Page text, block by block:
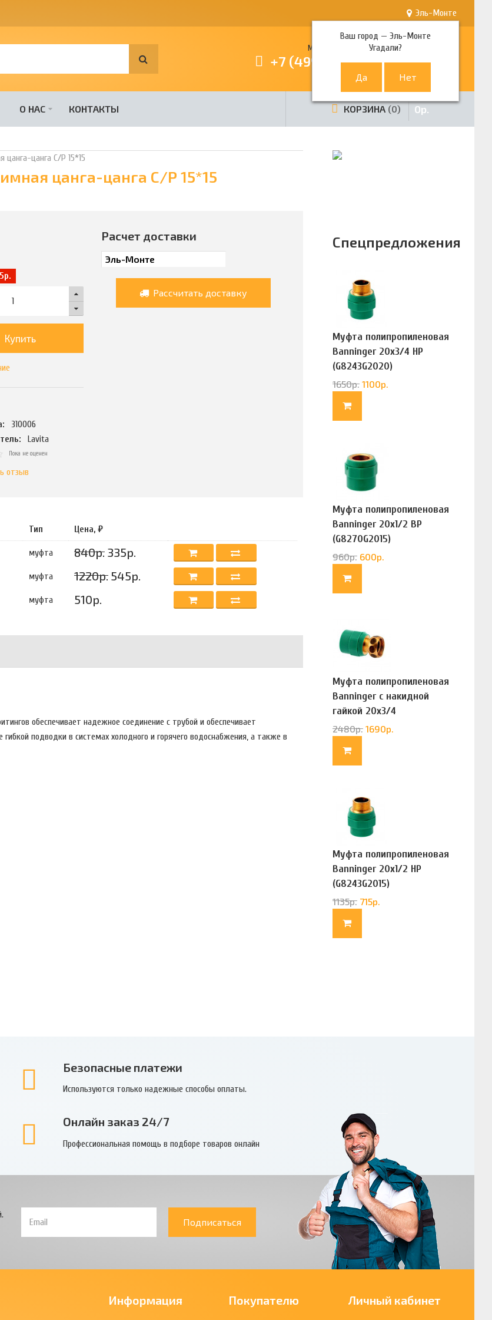
Эль-Монте
Ваш город —Эль-Монте
Угадали?
Многоканальный телефон
+7 (499) 380-80-80
О НАС КОНТАКТЫ КОРЗИНА 0 0р.
цанга C/P 15*15
цанга-цанга C/P 15*15
Купить
310006
Lavita
Пока не оценен
отзыв
Расчет доставки
Рассчитать доставку
Тип Цена, ₽
муфта 840р. 335р.
муфта 1220р. 545р.
муфта 510р.
обеспечивает надежное соединение с трубой и обеспечивает
подводки в системах холодного и горячего водоснабжения, а также в
Спецпредложения
Муфта полипропиленовая
Banninger 20х3/4 НР
(G8243G2020)
1650р. 1100р.
Муфта полипропиленовая
Banninger 20х1/2 ВР
(G8270G2015)
960р. 600р.
Муфта полипропиленовая
Banninger с накидной
гайкой 20х3/4
(G83322020)
2480р. 1690р.
Муфта полипропиленовая
Banninger 20х1/2 НР
(G8243G2015)
1135р. 715р.
Безопасные платежи
Используются только надежные способы оплаты.
Онлайн заказ 24/7
Профессиональная помощь в подборе товаров онлайн
Подписаться
Информация Покупателю Личный кабинет